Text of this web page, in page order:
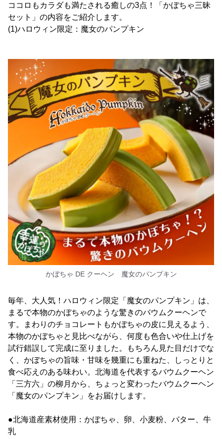
ココロもカラダも満たされる癒しの3点！「かぼちゃ三昧
セット」の内容をご紹介します。
(1)ハロウィン限定：魔女のパンプキン
かぼちゃ DE クーヘン 魔女のパンプキン
毎年、大人気！ハロウィン限定「魔女のパンプキン」は、
まるで本物のかぼちゃのような驚きのバウムクーヘンで
す。まわりのチョコレートもかぼちゃの皮に見えるよう、
本物のかぼちゃと見比べながら、何度も色合いや仕上げを
試行錯誤して完成に至りました。もちろん見た目だけでな
く、かぼちゃの旨味・甘味を幾重にも重ねた、しっとりと
食べ応えのある味わい。北海道を代表するバウムクーヘン
「三方六」の柳月から、ちょっと変わったバウムクーヘン
「魔女のパンプキン」をお届けします。
●北海道産素材使用：かぼちゃ、卵、小麦粉、バター、牛
乳